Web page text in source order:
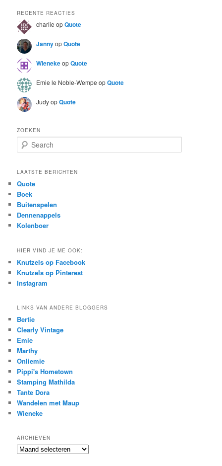
RECENTE REACTIES
charlie opQuote
JannyopQuote
WienekeopQuote
Emie le Noble-Wempe opQuote
JudyopQuote
ZOEKEN
e
r
h
LAATSTE BERICHTEN
Quote
Boek
Buitenspelen
Dennenappels
Kolenboer
HIER VIND JE ME OOK:
Knutzels op Facebook
Knutzels op Pinterest
Instagram
LINKS VAN ANDERE BLOGGERS
Bertie
Clearly Vintage
Emie
Marthy
Onliemie
Pippi's Hometown
Stamping Mathilda
Tante Dora
Wandelen met Maup
Wieneke
ARCHIEVEN
Archieven